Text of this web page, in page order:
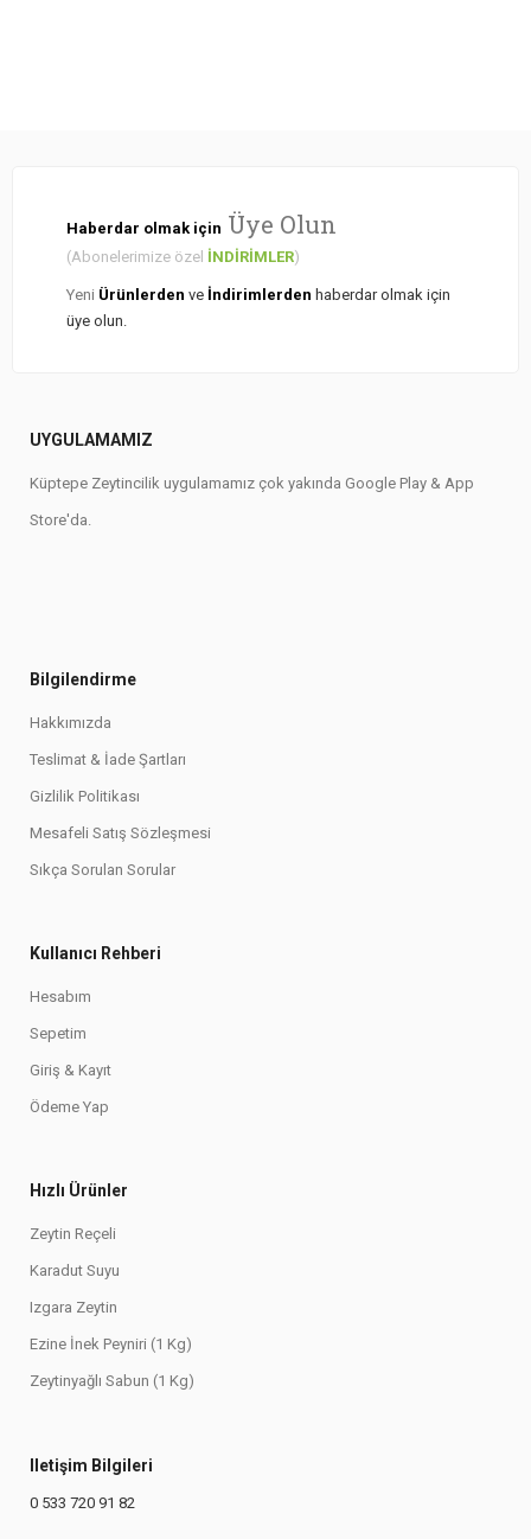
Haberdar olmak için Üye Olun
(Abonelerimize özel İNDİRİMLER)
Yeni Ürünlerden ve İndirimlerden haberdar olmak için
üye olun.
UYGULAMAMIZ
Küptepe Zeytincilik uygulamamız çok yakında Google Play & App
Store'da.
Bilgilendirme
Hakkımızda
Teslimat & İade Şartları
Gizlilik Politikası
Mesafeli Satış Sözleşmesi
Sıkça Sorulan Sorular
Kullanıcı Rehberi
Hesabım
Sepetim
Giriş & Kayıt
Ödeme Yap
Hızlı Ürünler
Zeytin Reçeli
Karadut Suyu
Izgara Zeytin
Ezine İnek Peyniri (1 Kg)
Zeytinyağlı Sabun (1 Kg)
Iletişim Bilgileri
0 533 720 91 82